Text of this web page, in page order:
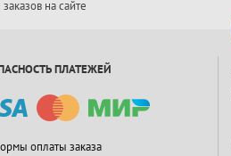
на сайте
ПЛАТЕЖЕЙ
оплаты заказа